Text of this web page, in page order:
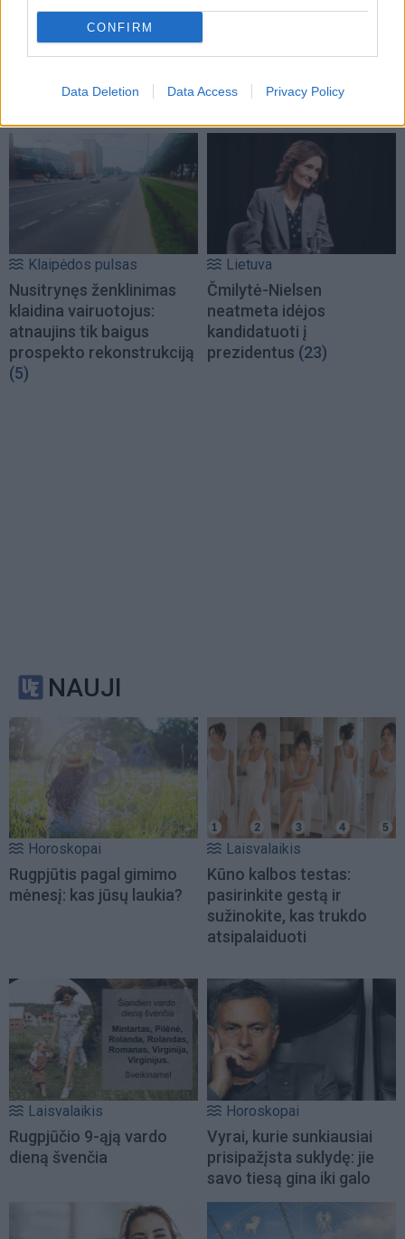
CONFIRM
Data Deletion Data Access Privacy Policy
Kelininkai gali
remontuojama svarbi
išgirsti banginių ir delfinų
Klaipėdos pulsas
Nusitrynęs ženklinimas
klaidina vairuotojus:
atnaujins tik baigus
prospekto rekonstrukciją
(5)
Lietuva
Čmilytė-Nielsen
neatmeta idėjos
kandidatuoti į
prezidentus (23)
NAUJI
Horoskopai
Rugpjūtis pagal gimimo
mėnesį: kas jūsų laukia?
Laisvalaikis
Kūno kalbos testas:
pasirinkite gestą ir
sužinokite, kas trukdo
atsipalaiduoti
Laisvalaikis
Rugpjūčio 9-ąją vardo
dieną švenčia
Horoskopai
Vyrai, kurie sunkiausiai
prisipažįsta suklydę: jie
savo tiesą gina iki galo